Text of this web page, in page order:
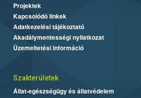
Projektek
Kapcsolódó linkek
Adatkezelési tájékoztató
Akadálymentességi nyilatkozat
Üzemeltetési információ
Szakterületek
Állat-egészségügy és állatvédelem